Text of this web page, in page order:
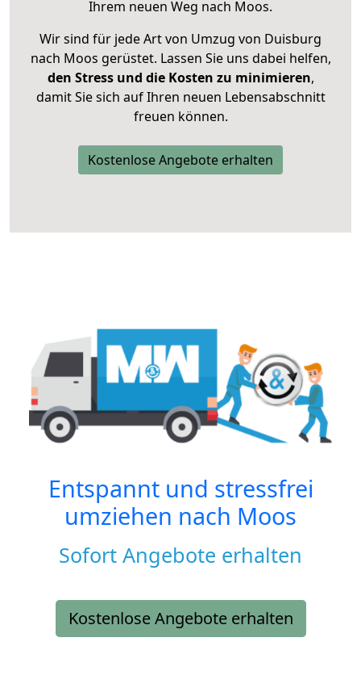
Ihrem neuen Weg nach Moos.
Wir sind für jede Art von Umzug von Duisburg
nach Moos gerüstet. Lassen Sie uns dabei helfen,
den Stress und die Kosten zu minimieren,
damit Sie sich auf Ihren neuen Lebensabschnitt
freuen können.
Kostenlose Angebote erhalten
Entspannt und stressfrei
umziehen nach Moos
Sofort Angebote erhalten
Kostenlose Angebote erhalten